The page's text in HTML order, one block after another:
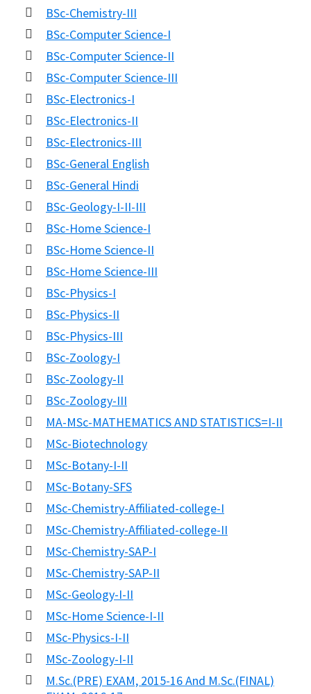
BSc-Chemistry-III
BSc-Computer Science-I
BSc-Computer Science-II
BSc-Computer Science-III
BSc-Electronics-I
BSc-Electronics-II
BSc-Electronics-III
BSc-General English
BSc-General Hindi
BSc-Geology-I-II-III
BSc-Home Science-I
BSc-Home Science-II
BSc-Home Science-III
BSc-Physics-I
BSc-Physics-II
BSc-Physics-III
BSc-Zoology-I
BSc-Zoology-II
BSc-Zoology-III
MA-MSc-MATHEMATICS AND STATISTICS=I-II
MSc-Biotechnology
MSc-Botany-I-II
MSc-Botany-SFS
MSc-Chemistry-Affiliated-college-I
MSc-Chemistry-Affiliated-college-II
MSc-Chemistry-SAP-I
MSc-Chemistry-SAP-II
MSc-Geology-I-II
MSc-Home Science-I-II
MSc-Physics-I-II
MSc-Zoology-I-II
M.Sc.(PRE) EXAM, 2015-16 And M.Sc.(FINAL)